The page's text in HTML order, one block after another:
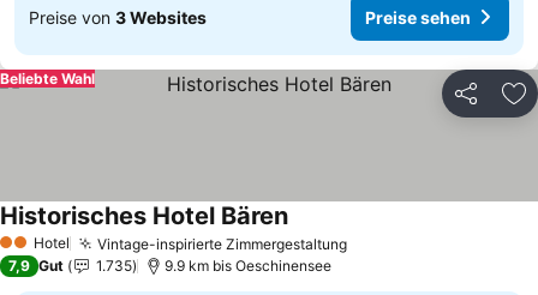
Preise von 3 Websites Preise sehen
Teilen
Beliebte Wahl
2 Sterne
Hotel Vintage-inspirierte Zimmergestaltung
Historisches Hotel Bären
7,9 Gut 1.735 9.9 km bis Oeschinensee